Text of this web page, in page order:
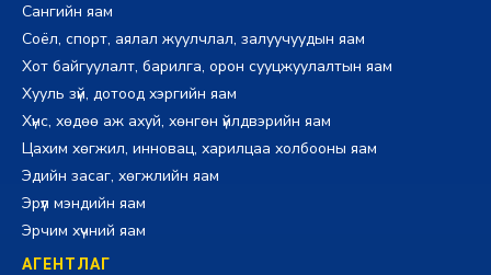
Сангийн яам
Соёл, спорт, аялал жуулчлал, залуучуудын яам
Хот байгуулалт, барилга, орон сууцжуулалтын яам
Хууль зүй, дотоод хэргийн яам
Хүнс, хөдөө аж ахуй, хөнгөн үйлдвэрийн яам
Цахим хөгжил, инновац, харилцаа холбооны яам
Эдийн засаг, хөгжлийн яам
Эрүүл мэндийн яам
Эрчим хүчний яам
АГЕНТЛАГ